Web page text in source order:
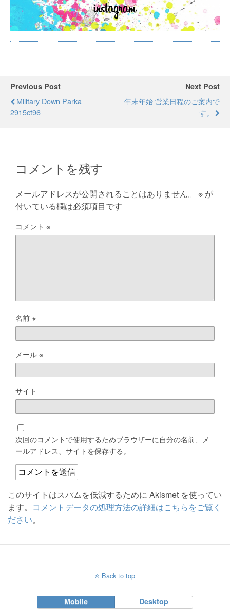
Previous Post
Military Down Parka
2915ct96
Next Post
年末年始 営業日程のご案内で
す。
コメントを残す
メールアドレスが公開されることはありません。 ※ が
付いている欄は必須項目です
コメント ※
名前※
メール※
サイト
次回のコメントで使用するためブラウザーに自分の名前、メ
ールアドレス、サイトを保存する。
このサイトはスパムを低減するために Akismet を使ってい
ます。 コメントデータの処理方法の詳細はこちらをご覧く
ださい。
Back to top
Mobile Desktop